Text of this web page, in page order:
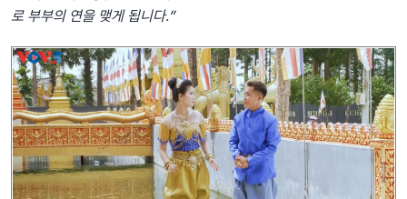
로 부부의 연을 맺게 됩니다.”